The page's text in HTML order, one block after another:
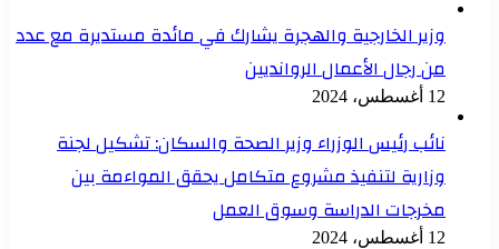
وزير الخارجية والهجرة يشارك في مائدة مستديرة مع عدد
من رجال الأعمال الروانديين
12 أغسطس، 2024
نائب رئيس الوزراء وزير الصحة والسكان: تشكيل لجنة
وزارية لتنفيذ مشروع متكامل يحقق المواءمة بين
مخرجات الدراسة وسوق العمل
12 أغسطس، 2024